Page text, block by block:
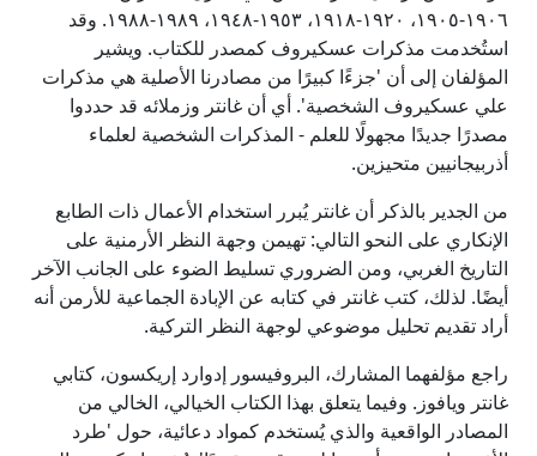
١٩٠٦-١٩٠٥، ١٩٢٠-١٩١٨، ١٩٥٣-١٩٤٨، ١٩٨٩-١٩٨٨. وقد
استُخدمت مذكرات عسكيروف كمصدر للكتاب. ويشير
المؤلفان إلى أن 'جزءًا كبيرًا من مصادرنا الأصلية هي مذكرات
علي عسكيروف الشخصية'. أي أن غانتر وزملائه قد حددوا
مصدرًا جديدًا مجهولًا للعلم - المذكرات الشخصية لعلماء
أذربيجانيين متحيزين.
من الجدير بالذكر أن غانتر يُبرر استخدام الأعمال ذات الطابع
الإنكاري على النحو التالي: تهيمن وجهة النظر الأرمنية على
التاريخ الغربي، ومن الضروري تسليط الضوء على الجانب الآخر
أيضًا. لذلك، كتب غانتر في كتابه عن الإبادة الجماعية للأرمن أنه
أراد تقديم تحليل موضوعي لوجهة النظر التركية.
راجع مؤلفهما المشارك، البروفيسور إدوارد إريكسون، كتابي
غانتر ويافوز. وفيما يتعلق بهذا الكتاب الخيالي، الخالي من
المصادر الواقعية والذي يُستخدم كمواد دعائية، حول 'طرد